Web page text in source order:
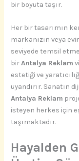
bir boyuta taşır.
Her bir tasarımın
markanızın veya
seviyede temsil
birAntalya Reklam
estetiği ve
uyandırır. Sanatın
Antalya Reklam
isteyen herkes için
taşımaktadır.
Hayalden